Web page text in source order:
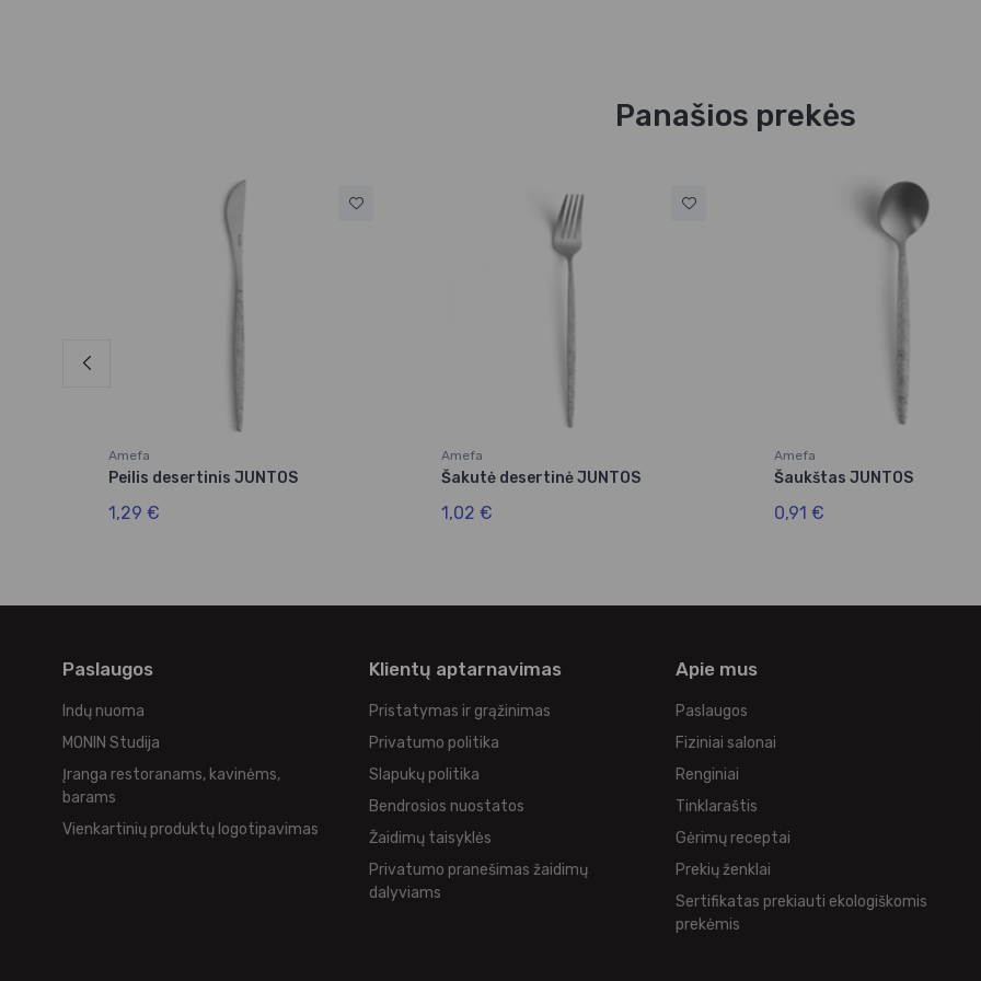
Panašios prekės
Amefa
Peilis desertinis JUNTOS
1,29 €
Amefa
Šakutė desertinė JUNTOS
1,02 €
Amefa
Šaukštas JUNTOS
0,91 €
Paslaugos
Indų nuoma
MONIN Studija
Įranga restoranams, kavinėms,
barams
Vienkartinių produktų logotipavimas
Klientų aptarnavimas
Pristatymas ir grąžinimas
Privatumo politika
Slapukų politika
Bendrosios nuostatos
Žaidimų taisyklės
Privatumo pranešimas žaidimų
dalyviams
Apie mus
Paslaugos
Fiziniai salonai
Renginiai
Tinklaraštis
Gėrimų receptai
Prekių ženklai
Sertifikatas prekiauti ekologiškomis
prekėmis